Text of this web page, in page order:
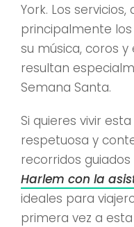
York. Los
principalmente
su música, coros
resultan
Semana Santa.
Si quieres vivir
respetuosa y
recorridos
Harlem con la
ideales para
primera vez a